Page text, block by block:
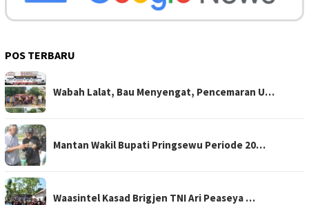
POS TERBARU
Wabah Lalat, Bau Menyengat, Pencemaran U…
Mantan Wakil Bupati Pringsewu Periode 20…
Waasintel Kasad Brigjen TNI Ari Peaseya …